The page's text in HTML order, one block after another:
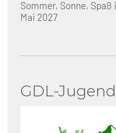
Sommer, Sonne, Spaß
Mai 2027
GDL-